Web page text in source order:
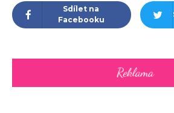
Sdílet na
Facebooku